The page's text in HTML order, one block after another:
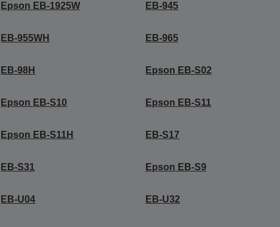
Epson EB-1925W EB-945
EB-955WH EB-965
EB-98H Epson EB-S02
Epson EB-S10 Epson EB-S11
Epson EB-S11H EB-S17
EB-S31 Epson EB-S9
EB-U04 EB-U32